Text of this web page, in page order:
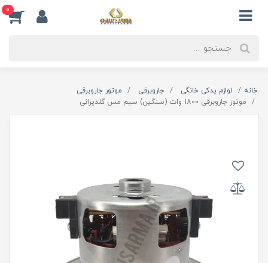
0
خانه لوازم یدکی خانگی جاروبرقی
موتور جاروبرقی
موتور جاروبرقی 1800 وات (سنگین) سیم مس گلدیرانی